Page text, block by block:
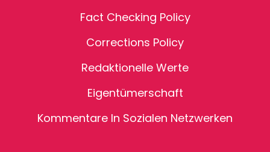
Fact Checking Policy
Corrections Policy
Redaktionelle Werte
Eigentümerschaft
Kommentare In Sozialen Netzwerken